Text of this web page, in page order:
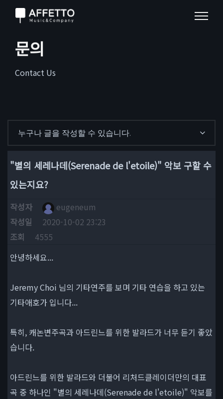
문의
Contact Us
누구나 글을 작성할 수 있습니다.
"별의 세레나데(Serenade de l'etoile)" 악보 구할 수
있는지요?
작성자
eugeneum
작성일
2020-10-02 23:23
조회
4555
안녕하세요...
Jeremy Choi 님의 기타연주를 보며 기타 연습을 하고 있는
기타애호가 입니다...
특히, 캐논변주곡과 아드린느를 위한 발라드가 너무 듣기 좋았
습니다.
아드린느를 위한 발라드와 더불어 리처드클레이더만의 대표
곡 중 하나인 "별의 세레나데(Serenade de l'etoile)" 악보를